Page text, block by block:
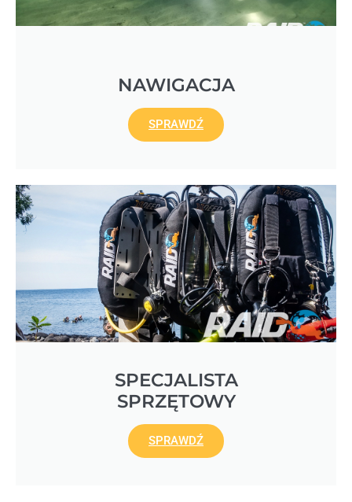
NAWIGACJA
SPRAWDŹ
SPECJALISTA
SPRZĘTOWY
SPRAWDŹ